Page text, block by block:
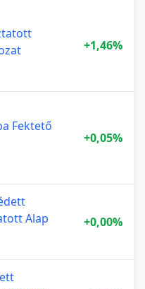
+1,46%
Fektető
+0,05%
Alap
+0,00%